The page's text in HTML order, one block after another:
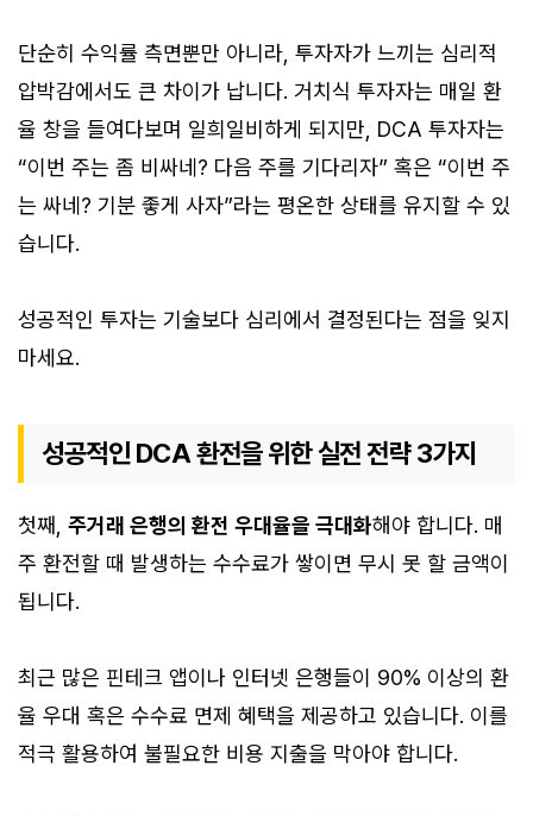
단순히 수익률 측면뿐만 아니라, 투자자가 느끼는 심리적
압박감에서도 큰 차이가 납니다. 거치식 투자자는 매일 환
율 창을 들여다보며 일희일비하게 되지만, DCA 투자자는
“이번 주는 좀 비싸네? 다음 주를 기다리자” 혹은 “이번 주
는 싸네? 기분 좋게 사자”라는 평온한 상태를 유지할 수 있
습니다.
성공적인 투자는 기술보다 심리에서 결정된다는 점을 잊지
마세요.
성공적인 DCA 환전을 위한 실전 전략 3가지
첫째, 주거래 은행의 환전 우대율을 극대화해야 합니다. 매
주 환전할 때 발생하는 수수료가 쌓이면 무시 못 할 금액이
됩니다.
최근 많은 핀테크 앱이나 인터넷 은행들이 90% 이상의 환
율 우대 혹은 수수료 면제 혜택을 제공하고 있습니다. 이를
적극 활용하여 불필요한 비용 지출을 막아야 합니다.